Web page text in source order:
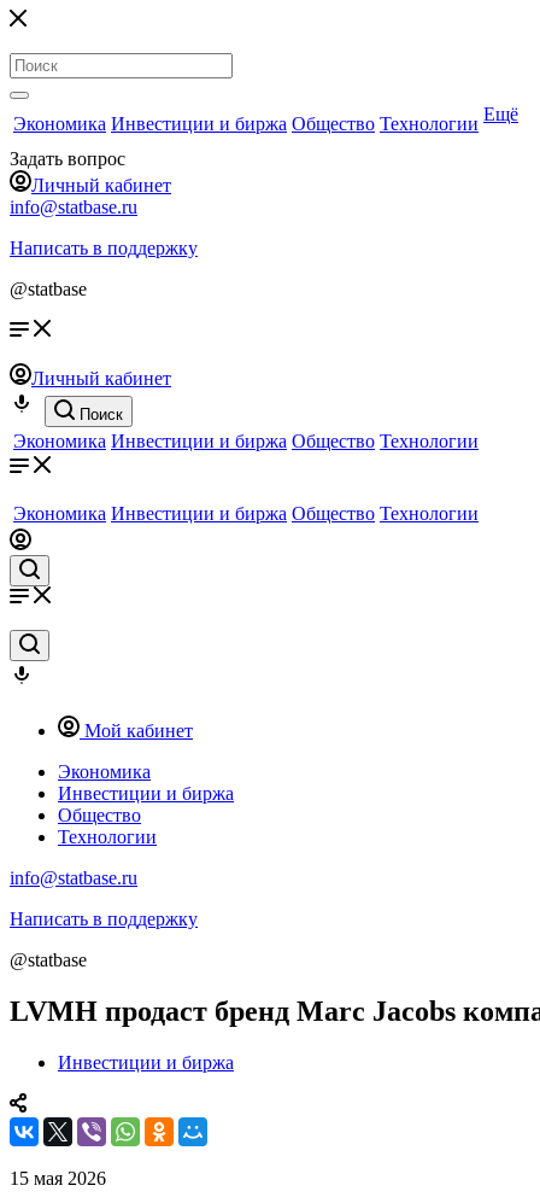
Экономика Инвестиции и биржа Общество Технологии Ещё
Задать вопрос
Личный кабинет
info@statbase.ru
Написать в поддержку
@statbase
Личный кабинет
Поиск
Экономика Инвестиции и биржа Общество Технологии
Экономика Инвестиции и биржа Общество Технологии
Мой кабинет
Экономика
Инвестиции и биржа
Общество
Технологии
info@statbase.ru
Написать в поддержку
@statbase
LVMH продаст бренд Marc Jacobs
Инвестиции и биржа
15 мая 2026